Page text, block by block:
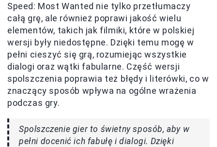
Speed: Most Wanted nie tylko przetłumaczy
całą grę, ale również poprawi jakość wielu
elementów, takich jak filmiki, które w polskiej
wersji były niedostępne. Dzięki temu mogę w
pełni cieszyć się grą, rozumiejąc wszystkie
dialogi oraz wątki fabularne. Część wersji
spolszczenia poprawia też błędy i literówki, co w
znaczący sposób wpływa na ogólne wrażenia
podczas gry.
Spolszczenie gier to świetny sposób, aby w
pełni docenić ich fabułę i dialogi. Dzięki